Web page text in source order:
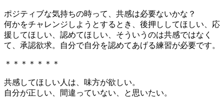
ポジティブな気持ちの時って、共感は必要ないかな？
何かをチャレンジしようとするとき、後押ししてほしい、応
援してほしい、認めてほしい、そういうのは共感ではなく
て、承認欲求。自分で自分を認めてあげる練習が必要です。
＊＊＊＊＊＊＊
共感してほしい人は、味方が欲しい。
自分が正しい、間違っていない、と思いたい。